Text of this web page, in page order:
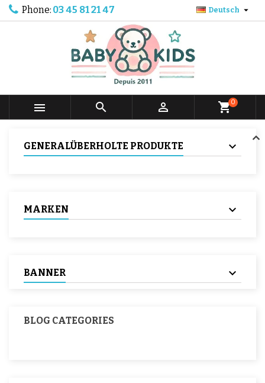
Phone: 03 45 81 21 47 Deutsch 
   shopping_cart0
GENERALÜBERHOLTE PRODUKTE
MARKEN
BANNER
BLOG CATEGORIES